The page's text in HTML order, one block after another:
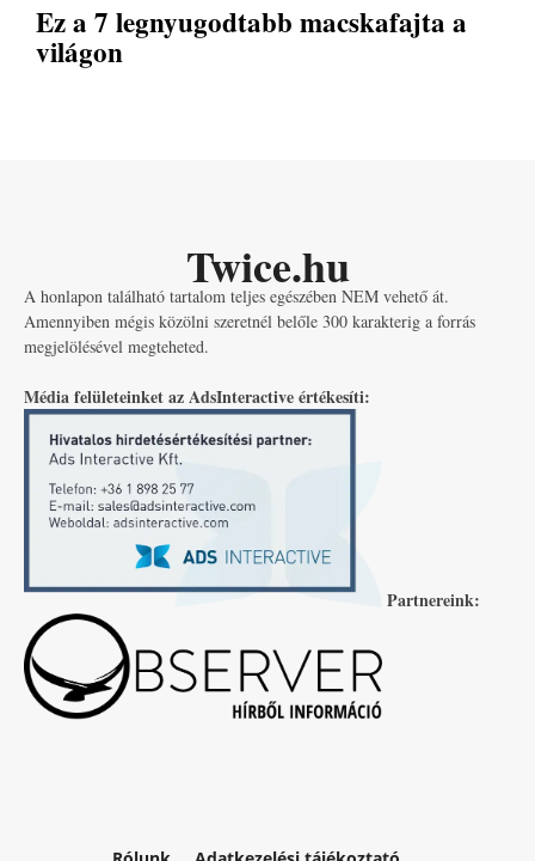
Ez a 7 legnyugodtabb macskafajta a
világon
Twice.hu
A honlapon található tartalom teljes egészében NEM vehető át.
Amennyiben mégis közölni szeretnél belőle 300 karakterig a forrás
megjelölésével megteheted.
Média felületeinket az AdsInteractive értékesíti:
Partnereink: